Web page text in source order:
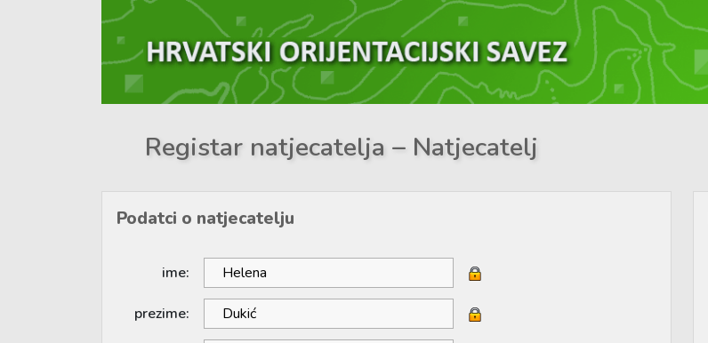
Registar natjecatelja – Natjecatelj
Podatci o natjecatelju
ime:
prezime: